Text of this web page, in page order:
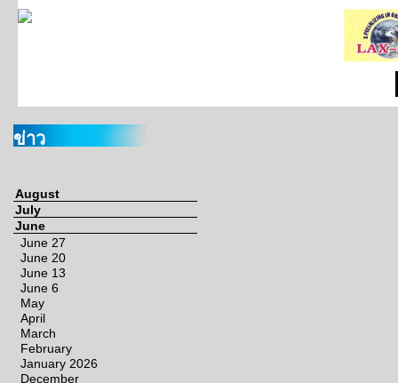
ข่าว
August
July
June
June 27
June 20
June 13
June 6
May
April
March
February
January 2026
December